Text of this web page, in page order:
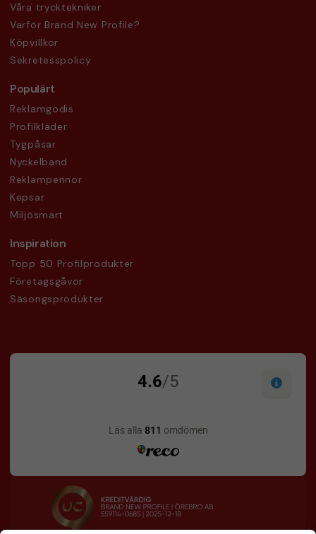
Våra trycktekniker
Varför Brand New Profile?
Köpvillkor
Sekretesspolicy
Populärt
Reklamgodis
Profilkläder
Tygpåsar
Nyckelband
Reklampennor
Kepsar
Miljösmart
Inspiration
Topp 50 Profilprodukter
Företagsgåvor
Säsongsprodukter